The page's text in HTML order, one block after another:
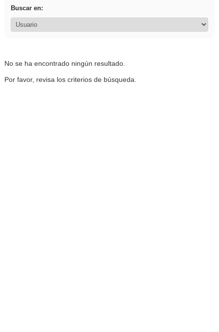
Buscar en:
No se ha encontrado ningún resultado.
Por favor, revisa los criterios de búsqueda.